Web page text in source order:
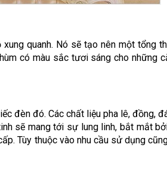
quanh. Nó sẽ tạo nên một tổng
có màu sắc tươi sáng cho những
đèn đó. Các chất liệu pha lê, đồng,
sẽ mang tới sự lung linh, bắt mắt
Tùy thuộc vào nhu cầu sử dụng